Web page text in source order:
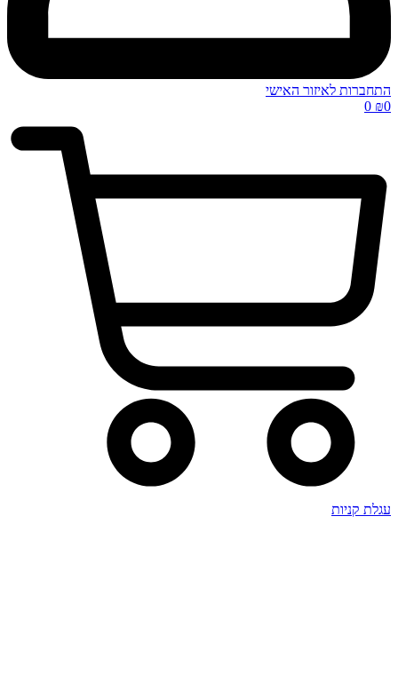
התחברות לאיזור האישי
₪0
0
עגלת קניות